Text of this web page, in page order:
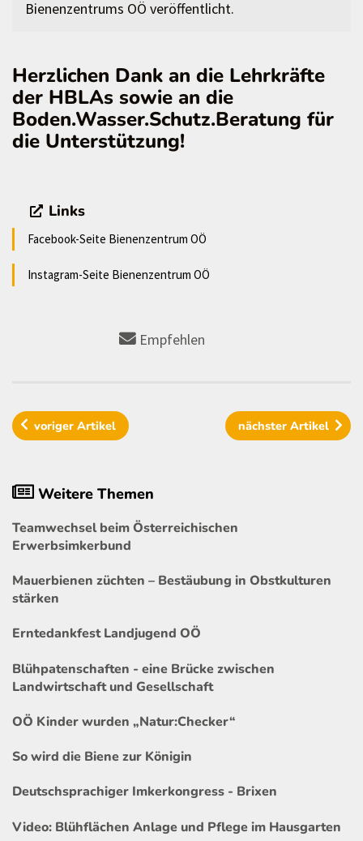
Bienenzentrums OÖ veröffentlicht.
Herzlichen Dank an die Lehrkräfte
der HBLAs sowie an die
Boden.Wasser.Schutz.Beratung für
die Unterstützung!
Links
Facebook-Seite Bienenzentrum OÖ
Instagram-Seite Bienenzentrum OÖ
Empfehlen
vorigerArtikel nächster Artikel
Weitere Themen
Teamwechsel beim Österreichischen
Erwerbsimkerbund
Mauerbienen züchten – Bestäubung in Obstkulturen
stärken
Erntedankfest Landjugend OÖ
Blühpatenschaften - eine Brücke zwischen
Landwirtschaft und Gesellschaft
OÖ Kinder wurden „Natur:Checker“
So wird die Biene zur Königin
Deutschsprachiger Imkerkongress - Brixen
Video: Blühflächen Anlage und Pflege im Hausgarten